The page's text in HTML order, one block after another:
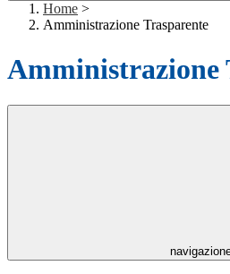
Home >
Amministrazione Trasparente
Amministrazione